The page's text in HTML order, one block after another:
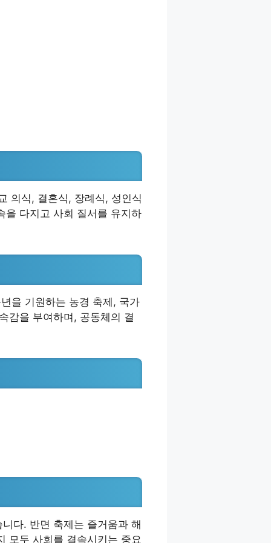
의식, 결혼식, 장례식, 성인식
을 다지고 사회 질서를 유지하
을 기원하는 농경 축제, 국가
감을 부여하며, 공동체의 결
다. 반면 축제는 즐거움과 해
모두 사회를 결속시키는 중요